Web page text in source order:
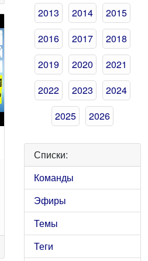
2013
2014
2015
2016
2017
2018
2019
2020
2021
2022
2023
2024
2025
2026
Списки:
Команды
Эфиры
Темы
Теги